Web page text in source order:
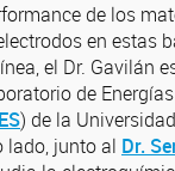
de los
en estas
el Dr. Gavilán
de Energías
) de la
lado, junto al Dr.